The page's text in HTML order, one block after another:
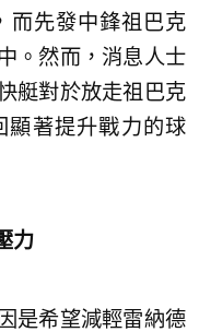
而先發中鋒祖巴克
。然而，消息人士
艇對於放走祖巴克
顯著提升戰力的球
力
是希望減輕雷納德